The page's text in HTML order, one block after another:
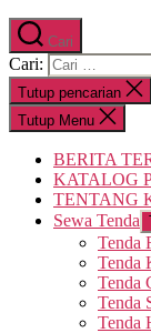
Cari
Cari:
Tutup pencarian
Tutup Menu
BERITA
KATALOG
TENTANG
Sewa Tenda
Tenda
Tenda
Tenda
Tenda
Tenda